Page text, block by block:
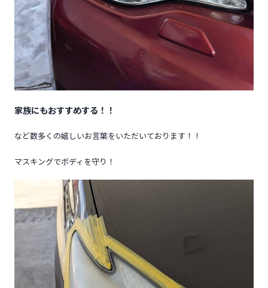
家族にもおすすめする！！
など数多くの嬉しいお言葉をいただいております！！
マスキングでボディを守り！